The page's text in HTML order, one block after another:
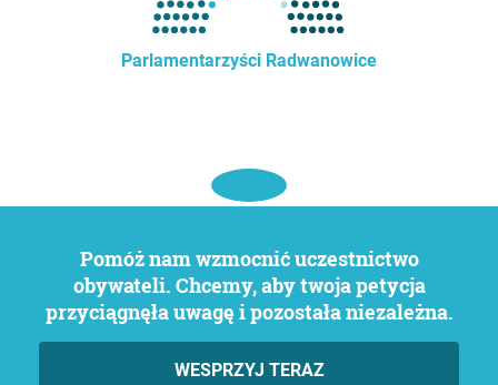
Parlamentarzyści Radwanowice
Pomóż nam wzmocnić uczestnictwo
obywateli. Chcemy, aby twoja petycja
przyciągnęła uwagę i pozostała niezależna.
WESPRZYJ TERAZ